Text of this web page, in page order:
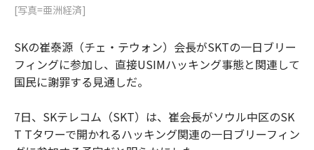
[写真=亜洲経済]
SKの崔泰源（チェ・テウォン）会長がSKTの一日ブリー
フィングに参加し、直接USIMハッキング事態と関連して
国民に謝罪する見通しだ。
7日、SKテレコム（SKT）は、崔会長がソウル中区のSK
T Tタワーで開かれるハッキング関連の一日ブリーフィン